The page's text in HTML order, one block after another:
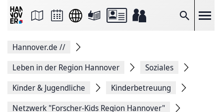
Suche
Seite
Facebook
teilen
Seitenlink
Seite
Hannover.de //
Leben in der Region Hannover
Soziales
Kinder & Jugendliche
Kinderbetreuung
Netzwerk "Forscher-Kids Region Hannover"